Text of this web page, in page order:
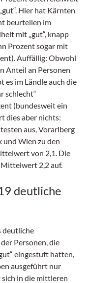
Hier hat Kärnten
beurteilen im
mit „gut“, knapp
Prozent sogar mit
Auffällig: Obwohl
Anteil an Personen
es im Ländle auch die
schlecht“
(bundesweit ein
dies aber nichts:
aus, Vorarlberg
und Wien zu den
von 2,1. Die
2,2 auf.
deutliche
deutliche
Personen, die
eingestuft hatten,
ausgeführt nur
in die mittleren